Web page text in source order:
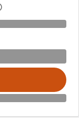
Digitalen